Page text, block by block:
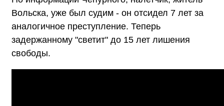
Вольска, уже был судим - он отсидел 7 лет за
аналогичное преступление. Теперь
задержанному "светит" до 15 лет лишения
свободы.